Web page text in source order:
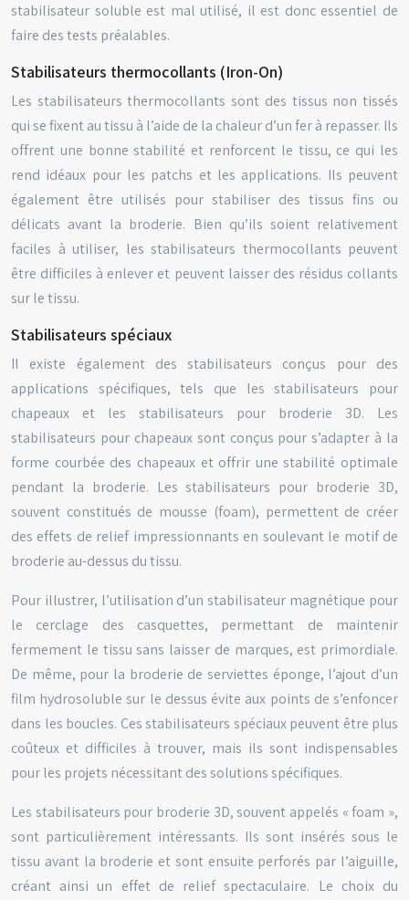
stabilisateur soluble est mal utilisé, il est donc essentiel de
faire des tests préalables.
Stabilisateurs thermocollants (Iron-On)
Les stabilisateurs thermocollants sont des tissus non tissés
qui se fixent au tissu à l’aide de la chaleur d’un fer à repasser. Ils
offrent une bonne stabilité et renforcent le tissu, ce qui les
rend idéaux pour les patchs et les applications. Ils peuvent
également être utilisés pour stabiliser des tissus fins ou
délicats avant la broderie. Bien qu’ils soient relativement
faciles à utiliser, les stabilisateurs thermocollants peuvent
être difficiles à enlever et peuvent laisser des résidus collants
sur le tissu.
Stabilisateurs spéciaux
Il existe également des stabilisateurs conçus pour des
applications spécifiques, tels que les stabilisateurs pour
chapeaux et les stabilisateurs pour broderie 3D. Les
stabilisateurs pour chapeaux sont conçus pour s’adapter à la
forme courbée des chapeaux et offrir une stabilité optimale
pendant la broderie. Les stabilisateurs pour broderie 3D,
souvent constitués de mousse (foam), permettent de créer
des effets de relief impressionnants en soulevant le motif de
broderie au-dessus du tissu.
Pour illustrer, l’utilisation d’un stabilisateur magnétique pour
le cerclage des casquettes, permettant de maintenir
fermement le tissu sans laisser de marques, est primordiale.
De même, pour la broderie de serviettes éponge, l’ajout d’un
film hydrosoluble sur le dessus évite aux points de s’enfoncer
dans les boucles. Ces stabilisateurs spéciaux peuvent être plus
coûteux et difficiles à trouver, mais ils sont indispensables
pour les projets nécessitant des solutions spécifiques.
Les stabilisateurs pour broderie 3D, souvent appelés « foam »,
sont particulièrement intéressants. Ils sont insérés sous le
tissu avant la broderie et sont ensuite perforés par l’aiguille,
créant ainsi un effet de relief spectaculaire. Le choix du